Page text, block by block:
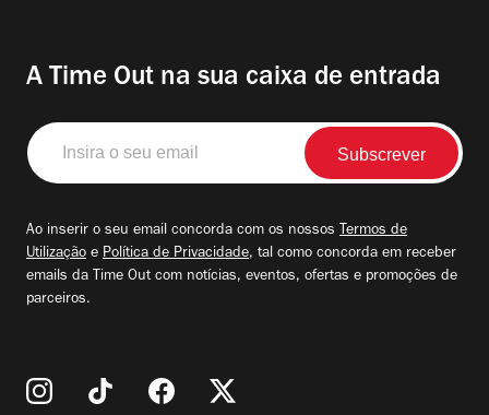
A Time Out na sua caixa de entrada
Insira
o
seu
Ao inserir o seu email concorda com os nossos Termos de
Utilização e Política de Privacidade, tal como concorda em receber
emails da Time Out com notícias, eventos, ofertas e promoções de
parceiros.